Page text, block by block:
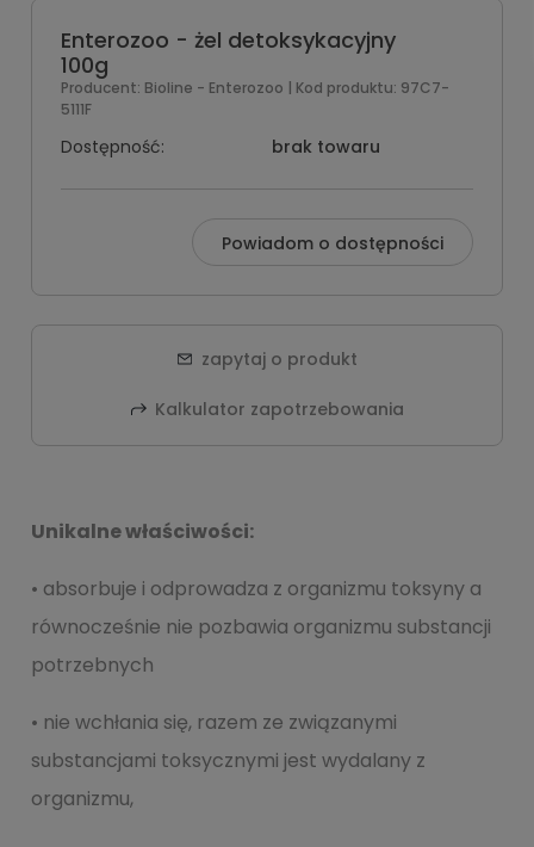
Enterozoo - żel detoksykacyjny
100g
Producent: Bioline - Enterozoo | Kod produktu: 97C7-
5111F
Dostępność: brak towaru
Powiadom o dostępności
zapytaj o produkt
Kalkulator zapotrzebowania
Unikalne właściwości:
• absorbuje i odprowadza z organizmu toksyny a
równocześnie nie pozbawia organizmu substancji
potrzebnych
• nie wchłania się, razem ze związanymi
substancjami toksycznymi jest wydalany z
organizmu,